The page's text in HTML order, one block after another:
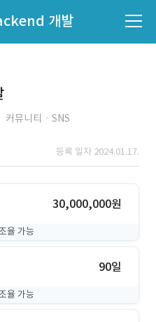
개발
커뮤니티ㆍSNS
등록 일자 2024.01.17.
30,000,000원
율 가능
90일
율 가능